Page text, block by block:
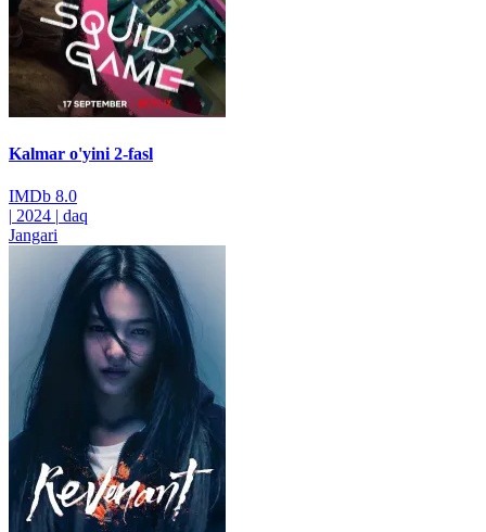
Kalmar o'yini 2-fasl
IMDb 8.0
| 2024 | daq
Jangari